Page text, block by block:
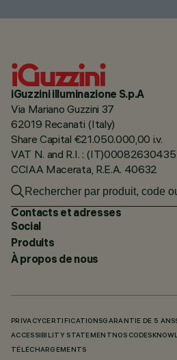
iGuzzini illuminazione S.p.A
Via Mariano Guzzini 37
62019 Recanati (Italy)
Share Capital €21.050.000,00 i.v.
VAT N. and R.I. : (IT)00082630435
CCIAA Macerata, R.E.A. 40632
Contacts et adresses
Social
Produits
À propos de nous
PRIVACY CERTIFICATIONSGARANTIE DE 5 ANS
ACCESSIBILITY STATEMENT NOS CODES
TÉLÉCHARGEMENTS